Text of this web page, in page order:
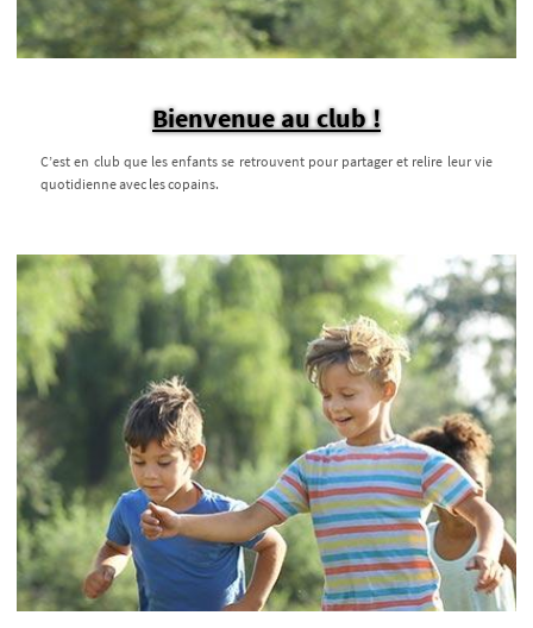
Bienvenue au club !
C’est en club que les enfants se retrouvent pour partager et relire leur vie
quotidienne avec les copains.